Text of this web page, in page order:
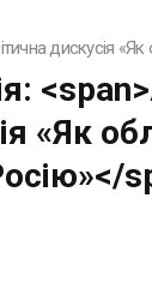
дискусія
«Як